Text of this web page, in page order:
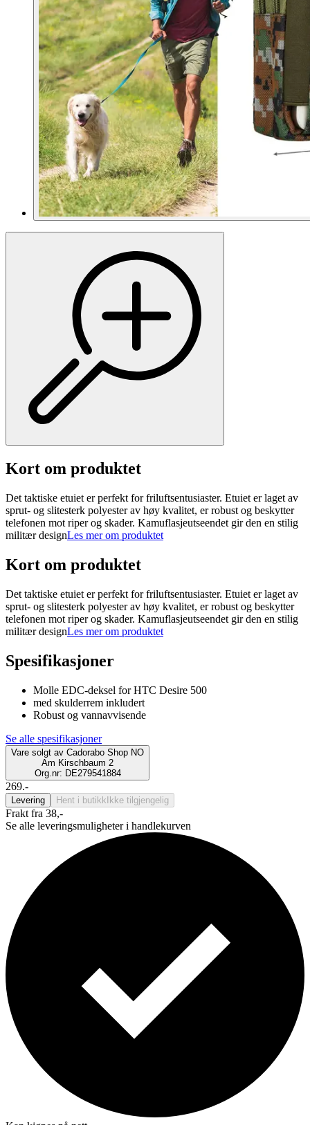
Kort om produktet
Det taktiske etuiet er perfekt for friluftsentusiaster. Etuiet er laget av
sprut- og slitesterk polyester av høy kvalitet, er robust og beskytter
telefonen mot riper og skader. Kamuflasjeutseendet gir den en stilig
militær designLes mer om produktet
Kort om produktet
Det taktiske etuiet er perfekt for friluftsentusiaster. Etuiet er laget av
sprut- og slitesterk polyester av høy kvalitet, er robust og beskytter
telefonen mot riper og skader. Kamuflasjeutseendet gir den en stilig
militær designLes mer om produktet
Spesifikasjoner
Molle EDC-deksel for HTC Desire 500
med skulderrem inkludert
Robust og vannavvisende
Se alle spesifikasjoner
Vare solgt av Cadorabo Shop NO
Am Kirschbaum 2
Org.nr: DE279541884
269.-
Levering Hent i butikk Ikke tilgjengelig
Frakt fra 38,-
Se alle leveringsmuligheter i handlekurven